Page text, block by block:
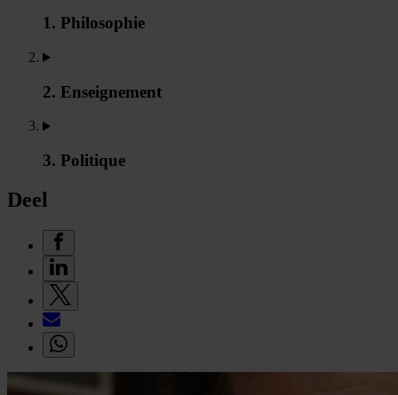
1. Philosophie
2. Enseignement
3. Politique
Deel